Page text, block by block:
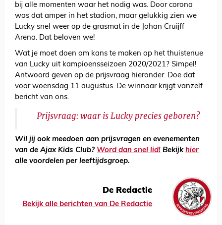
bij alle momenten waar het nodig was. Door corona
was dat amper in het stadion, maar gelukkig zien we
Lucky snel weer op de grasmat in de Johan Cruijff
Arena. Dat beloven we!
Wat je moet doen om kans te maken op het thuistenue
van Lucky uit kampioensseizoen 2020/2021? Simpel!
Antwoord geven op de prijsvraag hieronder. Doe dat
voor woensdag 11 augustus. De winnaar krijgt vanzelf
bericht van ons.
Prijsvraag: waar is Lucky precies geboren?
Wil jij ook meedoen aan prijsvragen en evenementen
van de Ajax Kids Club? Word dan snel lid! Bekijk hier
alle voordelen per leeftijdsgroep.
De Redactie
Bekijk alle berichten van De Redactie